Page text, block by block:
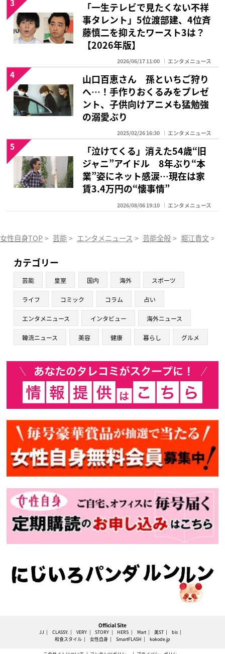
「一生テレビで見たくない不祥
事タレント」5位渡部建、4位斉
藤慎二を抑えたワースト3は？
【2026年版】
2026/06/17 11:00 エンタメニュース
3
山口百恵さん 孫といちご狩り
へ…！手作りおくるみをプレゼ
ント、子供向けアニメも猛勉強
の溺愛ぶり
2025/02/26 16:30 エンタメニュース
4
「泣けてくる」消えた54歳“旧
ジャニ”アイドル 8年ぶり“本
業”姿にネット感涙…現在は家
賃3.4万円の“懐事情”
2026/08/06 19:10 エンタメニュース
5
女性自身TOP > 芸能 > エンタメニュース > 芸能全般 > 堀江貴文 >
カテゴリー
芸能 皇室 国内 海外 スポーツ
ライフ コミック コラム 占い
エンタメニュース インタビュー 海外ニュース
韓流ニュース 美容 健康 暮らし グルメ
Official Site
JJ CLASSY. VERY STORY HERS Mart 美ST
bis
和食スタイル
女性自身 SmartFLASH kokode.jp